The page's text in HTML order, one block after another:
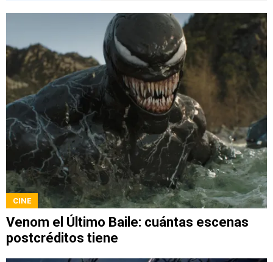
CINE
Venom el Último Baile: cuántas escenas
postcréditos tiene